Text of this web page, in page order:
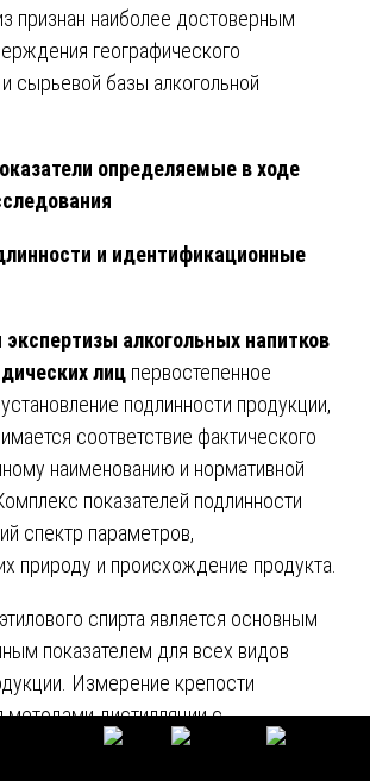
признан наиболее достоверным
географического
сырьевой базы алкогольной
определяемые в ходе
и идентификационные
экспертизы алкогольных напитков
лиц первостепенное
подлинности продукции,
соответствие фактического
наименованию и нормативной
показателей подлинности
спектр параметров,
природу и происхождение продукта.
спирта является основным
показателем для всех видов
Измерение крепости
методами дистилляции с
рефрактометрии или с